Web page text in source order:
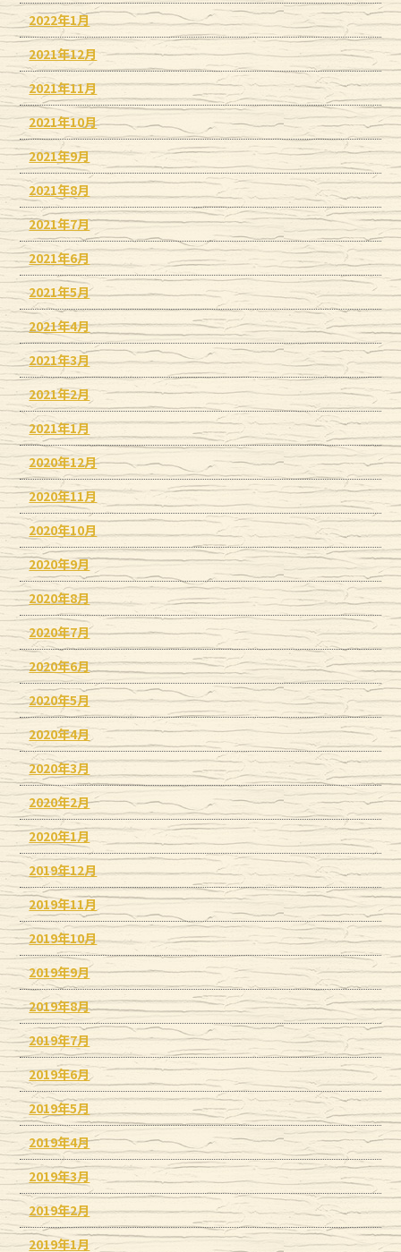
2022年1月
2021年12月
2021年11月
2021年10月
2021年9月
2021年8月
2021年7月
2021年6月
2021年5月
2021年4月
2021年3月
2021年2月
2021年1月
2020年12月
2020年11月
2020年10月
2020年9月
2020年8月
2020年7月
2020年6月
2020年5月
2020年4月
2020年3月
2020年2月
2020年1月
2019年12月
2019年11月
2019年10月
2019年9月
2019年8月
2019年7月
2019年6月
2019年5月
2019年4月
2019年3月
2019年2月
2019年1月